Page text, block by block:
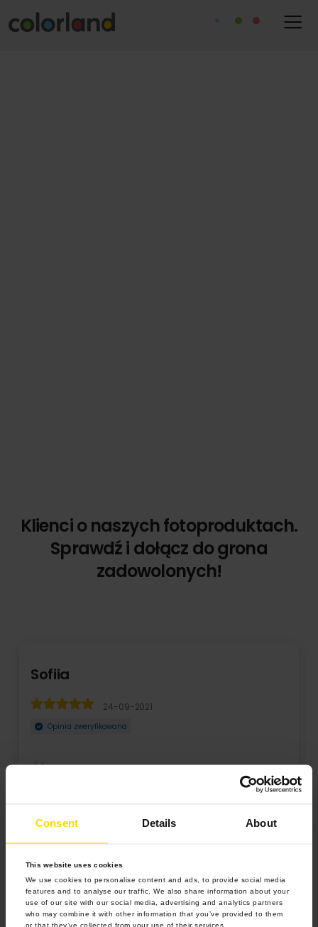
Consent Details About
This website uses cookies
We use cookies to personalise content and ads, to provide social media
features and to analyse our traffic. We also share information about your
use of our site with our social media, advertising and analytics partners
who may combine it with other information that you’ve provided to them
or that they’ve collected from your use of their services.
Klienci o naszych fotoproduktach.
Sprawdź i dołącz do grona
zadowolonych!
24-09-2021
Bardzo